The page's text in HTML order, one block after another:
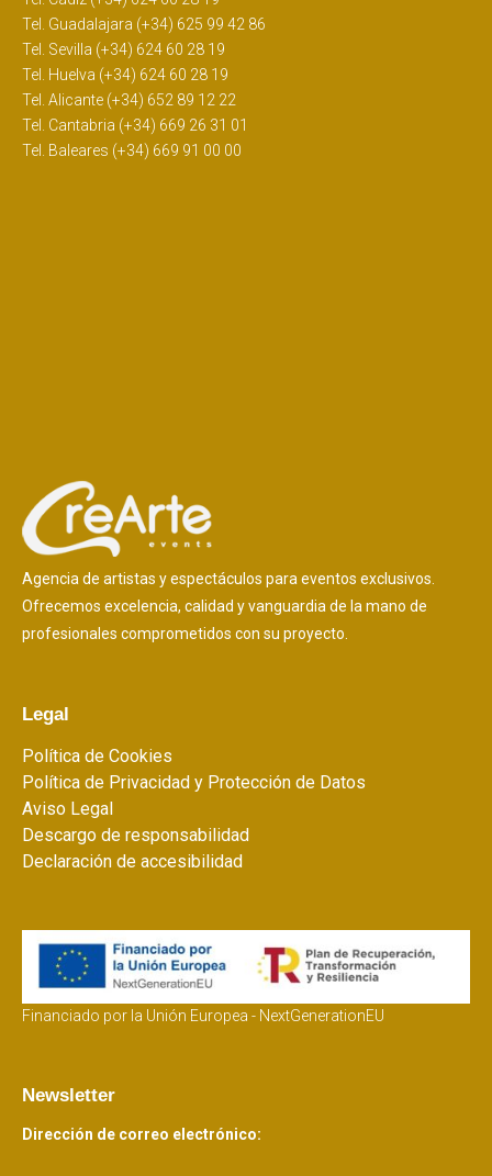
Tel. Guadalajara (+34) 625 99 42 86
Tel. Sevilla (+34) 624 60 28 19
Tel. Huelva (+34) 624 60 28 19
Tel. Alicante (+34) 652 89 12 22
Tel. Cantabria (+34) 669 26 31 01
Tel. Baleares (+34) 669 91 00 00
Agencia de artistas y espectáculos para eventos exclusivos.
Ofrecemos excelencia, calidad y vanguardia de la mano de
profesionales comprometidos con su proyecto.
Legal
Política de Cookies
Política de Privacidad y Protección de Datos
Aviso Legal
Descargo de responsabilidad
Declaración de accesibilidad
Financiado por la Unión Europea - NextGenerationEU
Newsletter
Dirección de correo electrónico: